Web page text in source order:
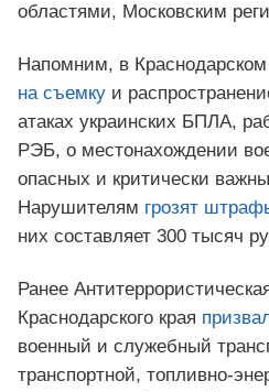
областями, Московским
Напомним, в Краснодарском
на съемку и
атаках украинских БПЛА,
РЭБ, о местонахождении
опасных и критически
Нарушителям грозят
них составляет 300 тысяч
Ранее
Краснодарского края
военный и служебный
транспортной, топливно-